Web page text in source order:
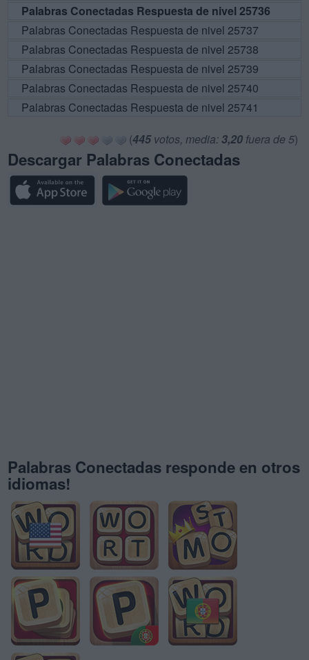
Palabras Conectadas Respuesta de nivel 25736
Palabras Conectadas Respuesta de nivel 25737
Palabras Conectadas Respuesta de nivel 25738
Palabras Conectadas Respuesta de nivel 25739
Palabras Conectadas Respuesta de nivel 25740
Palabras Conectadas Respuesta de nivel 25741
(445votos, media: 3,20 fuera de 5)
Descargar Palabras Conectadas
Palabras Conectadas responde en otros
idiomas!